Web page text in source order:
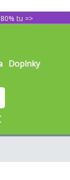
tu =>
Doplnky